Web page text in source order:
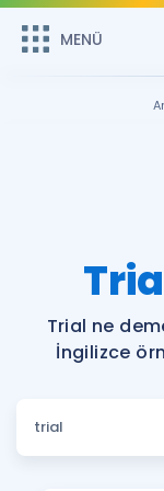
MENÜ
Remzi Hoca ile
MENÜ
Faydalı
Sözlük
Trial ne
İngilizce